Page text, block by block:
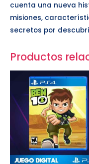
cuenta una nueva
misiones,
secretos por
Productos